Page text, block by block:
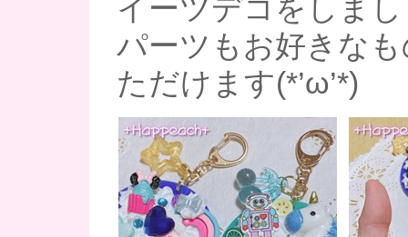
イーツデコをしま
パーツもお好きな
ただけます(*’ω’*)